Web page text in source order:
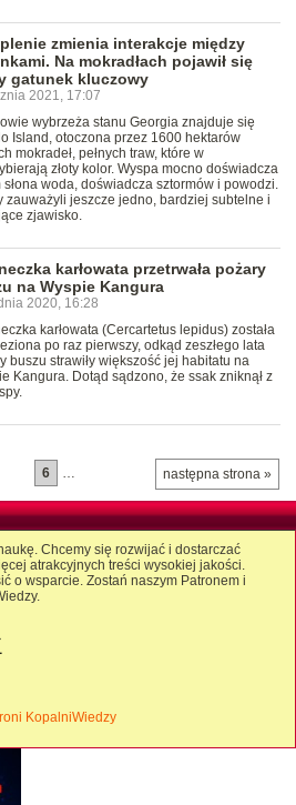
zmienia interakcje między
Na mokradłach pojawił się
gatunek kluczowy
2021, 17:07
wybrzeża stanu Georgia znajduje się
Island, otoczona przez 1600 hektarów
mokradeł, pełnych traw, które w
złoty kolor. Wyspa mocno doświadcza
woda, doświadcza sztormów i powodzi.
zauważyli jeszcze jedno, bardziej subtelne i
zjawisko.
karłowata przetrwała pożary
na Wyspie Kangura
2020, 16:28
karłowata (Cercartetus lepidus) została
po raz pierwszy, odkąd zeszłego lata
buszu strawiły większość jej habitatu na
Kangura. Dotąd sądzono, że ssak zniknął z
następna strona »
6 …
Chcemy się rozwijać i dostarczać
atrakcyjnych treści wysokiej jakości.
o wsparcie. Zostań naszym Patronem i
KopalniWiedzy